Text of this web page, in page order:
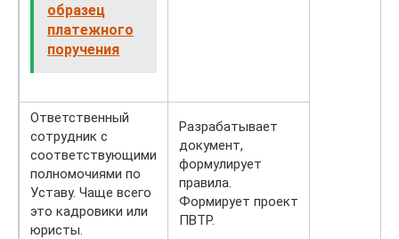
образец
платежного
поручения
Ответственный
сотрудник с
соответствующими
полномочиями по
Уставу. Чаще всего
это кадровики или
юристы.
Разрабатывает
документ,
формулирует
правила.
Формирует проект
ПВТР.